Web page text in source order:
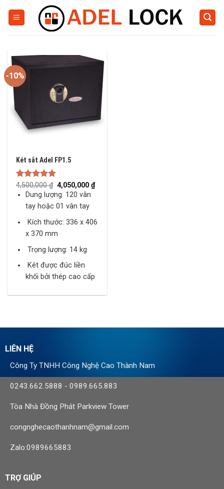
-10%
Két sắt Adel FP1.5
Rated5.00
out of 5
4,500,000₫ Original
price
was:
4,500,000 ₫.
4,050,000₫Current
price
Dung lượng: 120 vân
tay hoặc 01 vân tay
Kích thước: 336 x 406
x 370 mm
Trọng lượng: 14 kg
Két được đúc liền
khối bởi thép cao cấp
LIÊN HỆ
Công Ty TNHH Công Nghệ Cao Thành Nam
0243.662.5888 - 0989.665.883
Tòa Nhà Đồng Phát Parkview Tower
congnghecaothanhnam@gmail.com
Zalo:0989665883
TRỢ GIÚP